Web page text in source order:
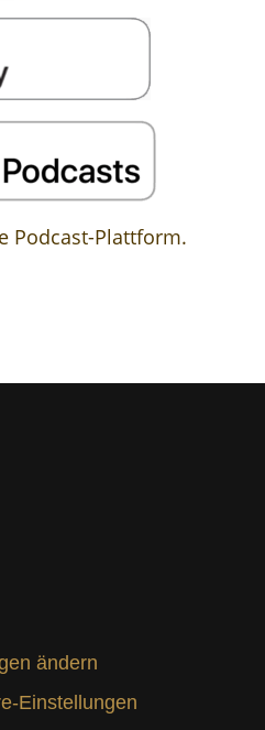
Podcast-Plattform.
ändern
Einstellungen